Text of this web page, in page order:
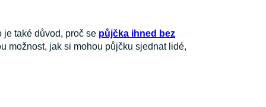
také důvod, proč se půjčka ihned bez
možnost, jak si mohou půjčku sjednat lidé,